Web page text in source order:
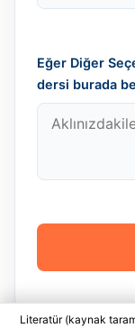
Eğer Diğer
dersi burada
Literatür (kaynak